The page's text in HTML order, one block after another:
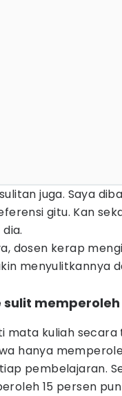
juga. Saya
gitu. Kan
dosen kerap
menyulitkannya
sulit
mata kuliah
hanya
pembelajaran.
15 persen